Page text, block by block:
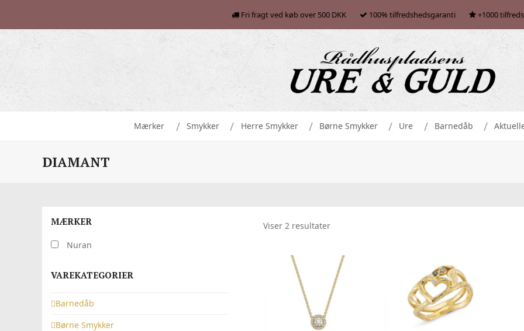
Fri fragt ved køb over 500 DKK 100% tilfredshedsgaranti +1000
Mærker Smykker Herre Smykker Børne Smykker Ure Barnedåb
DIAMANT
MÆRKER
Nuran
VAREKATEGORIER
Barnedåb
Børne Smykker
Viser 2 resultater